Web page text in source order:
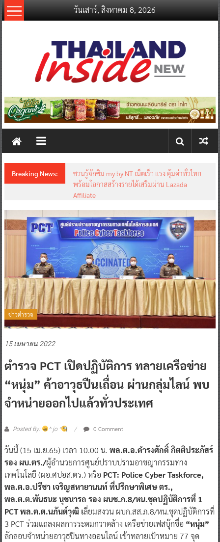
Skip
to
วันเสาร์, สิงหาคม 8, 2026
thailandinsidenew.com
Thailand
New
Breaking News:
ชวนรู้จักซิม my by NT เน็ตเร็ว แรง คุ้มค่าทั่วไทย
พร้อมโอกาสสร้างรายได้เสริมผ่าน Lazada
Affiliate
ข่าวตำรวจ
15 เมษายน 2022
ตำรวจ PCT เปิดปฏิบัติการ ทลายเครือข่าย
“หนุ่ม” ค้าอาวุธปืนเถื่อน ผ่านกลุ่มไลน์ พบ
จำหน่ายออกไปแล้วทั่วประเทศ
Posted By: ^ jo ^ 0 Comment
วันนี้ (15 เม.ย.65) เวลา 10.00 น. พล.ต.อ.ดำรงศักดิ์ กิตติประภัสร์
รอง ผบ.ตร./ผู้อำนวยการศูนย์ปราบปรามอาชญากรรมทาง
เทคโนโลยี (ผอ.ศปอส.ตร.) หรือ PCT: Police Cyber Taskforce,
พล.ต.อ.ปรีชา เจริญสหายานนท์ ที่ปรึกษาพิเศษ ตร.,
พล.ต.ต.พันธนะ นุชนารถ รอง ผบช.ภ.8/หน.ชุดปฏิบัติการที่ 1
PCT พล.ต.ต.นภันต์วุฒิ เลี่ยมสงวน ผบก.สส.ภ.8/หน.ชุดปฏิบัติการที่
3 PCT ร่วมแถลงผลการระดมกวาดล้าง เครือข่ายเฟสบุ๊กชื่อ “หนุ่ม”
ลักลอบจำหน่ายอาวุธปืนทางออนไลน์ เข้าทลายเป้าหมาย 77 จุด